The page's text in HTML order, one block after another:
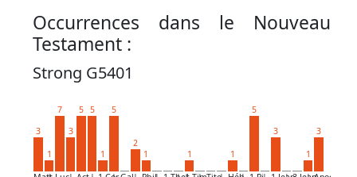
Occurrences dans le Nouveau
Testament :
Strong G5401
3
1
7
3
5 5
1
5
2
1 1 1
5
3
1
3
par
mot
Infos
complémentaires